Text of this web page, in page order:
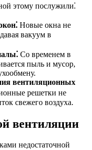
этому послужили⁚
Новые окна не
вакуум в
Со временем в
пыль и мусор,
вентиляционных
решетки не
свежего воздуха.
вентиляции
недостаточной